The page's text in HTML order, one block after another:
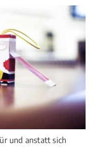
und anstatt sich